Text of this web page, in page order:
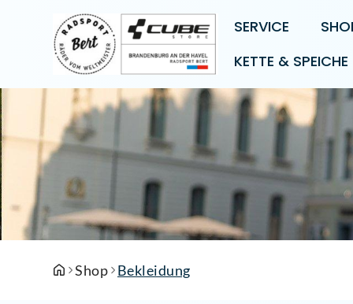
SERVICE
KETTE & SPEICHE
Shop Bekleidung